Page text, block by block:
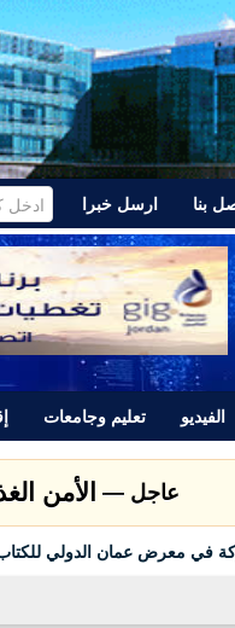
بنا ارسل خبرا
الفيديو تعليم وجامعات
عاجل —عشائر
في معرض عمان الدولي للكتاب